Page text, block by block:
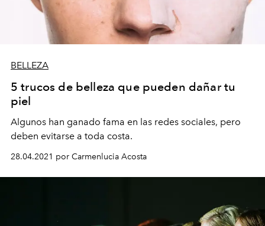
BELLEZA
5 trucos de belleza que pueden dañar tu
piel
Algunos han ganado fama en las redes sociales, pero
deben evitarse a toda costa.
28.04.2021 por Carmenlucia Acosta